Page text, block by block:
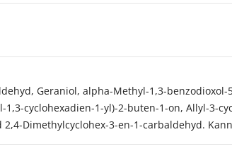
Geraniol, alpha-Methyl-1,3-
cyclohexadien-1-yl)-2-buten-1-on, Allyl-3-
Dimethylcyclohex-3-en-1-carbaldehyd.